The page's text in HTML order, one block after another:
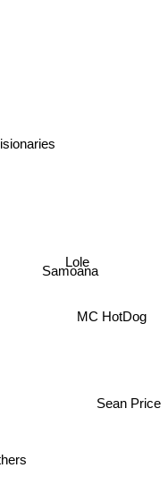
MC HotDog
Samoana
Sean Price
Lole